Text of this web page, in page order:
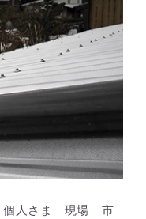
個人さま 現場 市